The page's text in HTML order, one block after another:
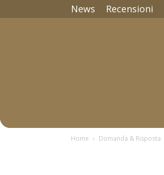
News Recensioni
Home Domanda & Risposta